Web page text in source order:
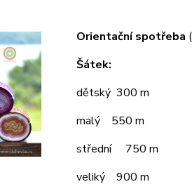
Orientační spotřeba
Šátek:
dětský 300 m
malý 550 m
střední 750 m
veliký 900 m